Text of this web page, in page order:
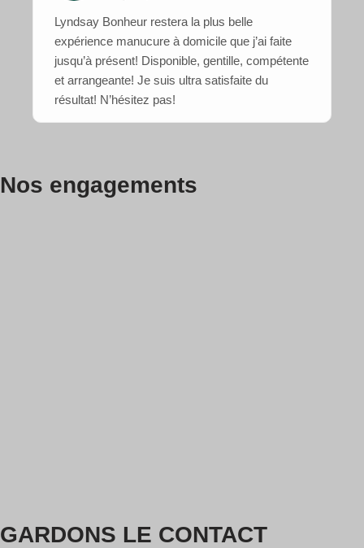
Lyndsay Bonheur restera la plus belle
expérience manucure à domicile que j’ai faite
jusqu’à présent! Disponible, gentille, compétente
et arrangeante! Je suis ultra satisfaite du
résultat! N’hésitez pas!
Nos engagements
GARDONS LE CONTACT